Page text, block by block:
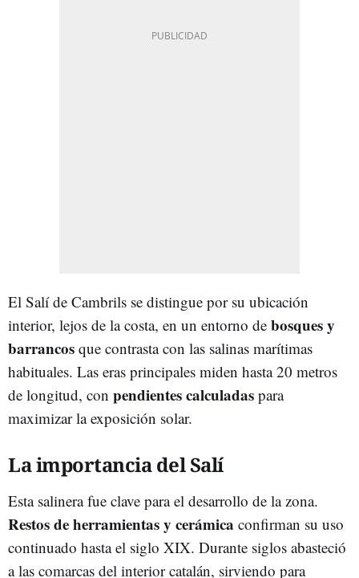
El Salí de Cambrils se distingue por su ubicación
interior, lejos de la costa, en un entorno de bosques y
barrancos que contrasta con las salinas marítimas
habituales. Las eras principales miden hasta 20 metros
de longitud, con pendientes calculadas para
maximizar la exposición solar.
La importancia del Salí
Esta salinera fue clave para el desarrollo de la zona.
Restos de herramientas y cerámica confirman su uso
continuado hasta el siglo XIX. Durante siglos abasteció
a las comarcas del interior catalán, sirviendo para